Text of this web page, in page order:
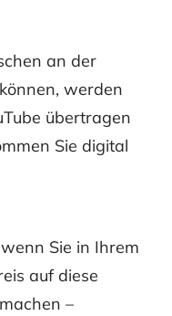
an der
werden
übertragen
Sie digital
Sie in Ihrem
auf diese
–